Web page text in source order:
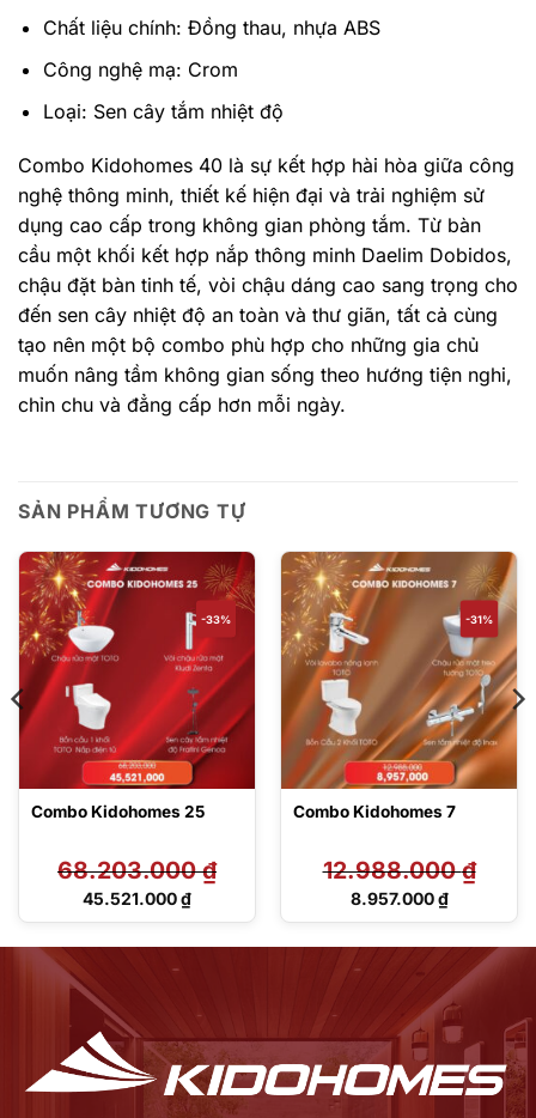
Chất liệu chính: Đồng thau, nhựa ABS
Công nghệ mạ: Crom
Loại: Sen cây tắm nhiệt độ
Combo Kidohomes 40 là sự kết hợp hài hòa giữa công
nghệ thông minh, thiết kế hiện đại và trải nghiệm sử
dụng cao cấp trong không gian phòng tắm. Từ bàn
cầu một khối kết hợp nắp thông minh Daelim Dobidos,
chậu đặt bàn tinh tế, vòi chậu dáng cao sang trọng cho
đến sen cây nhiệt độ an toàn và thư giãn, tất cả cùng
tạo nên một bộ combo phù hợp cho những gia chủ
muốn nâng tầm không gian sống theo hướng tiện nghi,
chỉn chu và đẳng cấp hơn mỗi ngày.
SẢN PHẨM TƯƠNG TỰ
-33%
Combo Kidohomes 25
68.203.000₫
Giá
45.521.000₫
Giá
-31%
Combo Kidohomes 7
12.988.000₫
Giá
12.988.000 ₫.
8.957.000₫
Giá
8.957.000 ₫.